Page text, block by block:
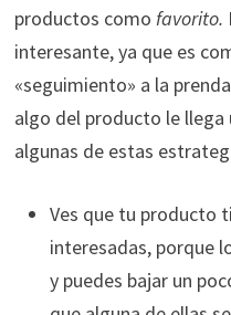
productos como favorito.
interesante, ya que es
«seguimiento» a la
algo del producto le
algunas de estas
Ves que tu producto
interesadas, porque
y puedes bajar un